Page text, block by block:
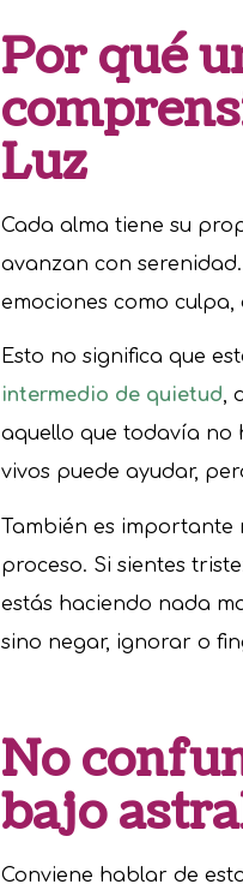
Por qué
Luz
Cada alma tiene su
avanzan con
emociones como
Esto no significa que
intermedio de quietud,
aquello que todavía no
vivos puede ayudar,
También es importante
proceso. Si sientes
estás haciendo nada
sino negar, ignorar o
No
bajo
Conviene hablar de